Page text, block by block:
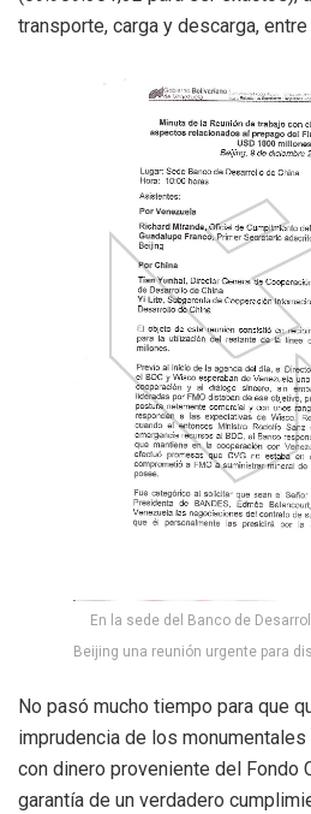
transporte, carga y descarga,
En la sede del Banco de
Beijing una reunión urgente para
No pasó mucho tiempo para que
imprudencia de los
con dinero proveniente del Fondo
garantía de un verdadero